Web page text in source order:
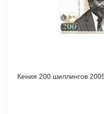
Кения 200 шиллингов